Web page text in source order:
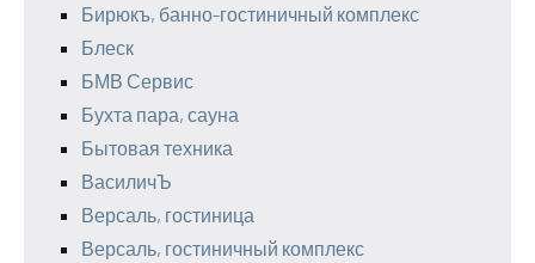
Бирюкъ, банно-гостиничный комплекс
Блеск
БМВ Сервис
Бухта пара, сауна
Бытовая техника
ВасиличЪ
Версаль, гостиница
Версаль, гостиничный комплекс